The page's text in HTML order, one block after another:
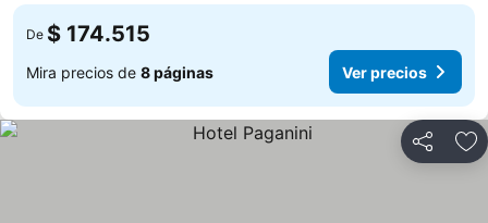
De $ 174.515
Mira precios de 8 páginas Ver precios
Compartir